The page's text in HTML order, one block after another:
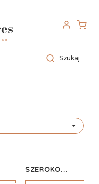
Szukaj

SZEROKOŚĆ